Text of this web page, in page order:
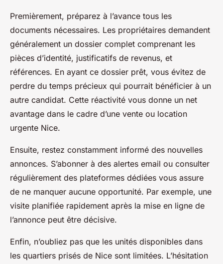
Premièrement, préparez à l’avance tous les
documents nécessaires. Les propriétaires demandent
généralement un dossier complet comprenant les
pièces d’identité, justificatifs de revenus, et
références. En ayant ce dossier prêt, vous évitez de
perdre du temps précieux qui pourrait bénéficier à un
autre candidat. Cette réactivité vous donne un net
avantage dans le cadre d’une vente ou location
urgente Nice.
Ensuite, restez constamment informé des nouvelles
annonces. S’abonner à des alertes email ou consulter
régulièrement des plateformes dédiées vous assure
de ne manquer aucune opportunité. Par exemple, une
visite planifiée rapidement après la mise en ligne de
l’annonce peut être décisive.
Enfin, n’oubliez pas que les unités disponibles dans
les quartiers prisés de Nice sont limitées. L’hésitation